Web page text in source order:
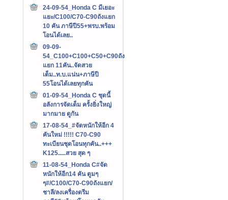
24-09-54_Honda C มีเยอะ
แยะ/C100/C70-C90ถังแยก
10 คัน ภาษีปี55+พรบ.พร้อม
โอนได้เลย..
09-09-
54_C100+C100+C50+C90ถัง
แยก 11คัน..จัดสวย
เต็ม..ท.บ.แน่น+ภาษีปี
55โอนได้เลยทุกคัน
01-09-54_Honda C ชุดนี้
อลังการจัดเต็ม ครั้งยิ่งใหญ่
มากมาย ดูกัน
17-08-54_#จัดหนักให้อีก 4
คันใหม่ !!!!! C70-C90
ทะเบียนชุดโอนทุกคัน..+++‏
K125.....สวย สุด ๆ
11-08-54_Honda C#จัด
หนักให้อีก14 คัน ตูมๆ
ๆ#/C100/C70-C90ถังแยก/
ชาลี/ลงเครื่องดรีม